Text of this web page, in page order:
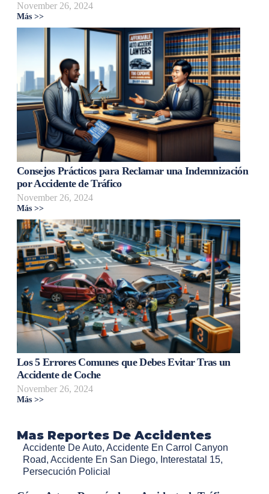
November 26, 2024
Más >>
Consejos Prácticos para Reclamar una Indemnización
por Accidente de Tráfico
November 26, 2024
Más >>
Los 5 Errores Comunes que Debes Evitar Tras un
Accidente de Coche
November 26, 2024
Más >>
Mas Reportes De Accidentes
Accidente De Auto, Accidente En Carrol Canyon
Road, Accidente En San Diego, Interestatal 15,
Persecución Policial